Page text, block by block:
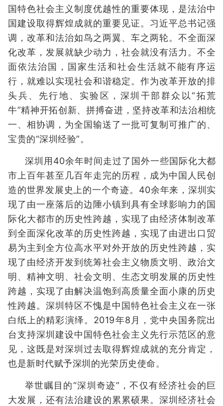
国特色社会主义制度优越性的重要体现，是法治中
国建设取得辉煌成就的重要见证。习近平总书记强
调，改革和法治如鸟之两翼、车之两轮。不全面深
化改革，发展就缺少动力，社会就没有活力。不全
面依法治国，国家生活和社会生活就不能有序运
行，就难以实现社会和谐稳定。作为改革开放的排
头兵、先行地、实验区，深圳干部群众以“拓荒
牛”精神开拓创新、拼搏奋进，坚持改革和法治相统
一、相协调，为全国输送了一批可复制可推广的、
宝贵的“深圳经验”。
深圳用40余年时间走过了国外一些国际化大都
市上百年甚至几百年走完的历程，成为中国人民创
造的世界发展史上的一个奇迹。40余年来，深圳实
现了由一座落后的边陲小镇到具有全球影响力的国
际化大都市的历史性跨越，实现了由经济体制改革
到全面深化改革的历史性跨越，实现了由进出口贸
易为主到全方位高水平对外开放的历史性跨越，实
现了由经济开发到统筹社会主义物质文明、政治文
明、精神文明、社会文明、生态文明发展的历史性
跨越，实现了由解决温饱到高质量全面小康的历史
性跨越。深圳特区不愧是中国特色社会主义在一张
白纸上的精彩演绎。2019年8月，党中央国务院出
台支持深圳建设中国特色社会主义先行示范区的意
见，这既是对深圳过去取得辉煌成就的充分肯定，
也是新时代赋予深圳的光荣历史使命。
举世瞩目的“深圳奇迹”，不仅有经济社会的巨
大发展，还有法治建设的累累硕果。深圳经济社会